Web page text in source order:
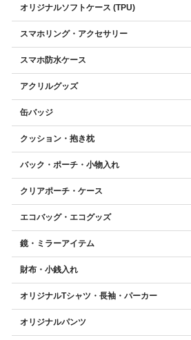
オリジナルソフトケース (TPU)
スマホリング・アクセサリー
スマホ防水ケース
アクリルグッズ
缶バッジ
クッション・抱き枕
バック・ポーチ・小物入れ
クリアポーチ・ケース
エコバッグ・エコグッズ
鏡・ミラーアイテム
財布・小銭入れ
オリジナルTシャツ・長袖・パーカー
オリジナルパンツ